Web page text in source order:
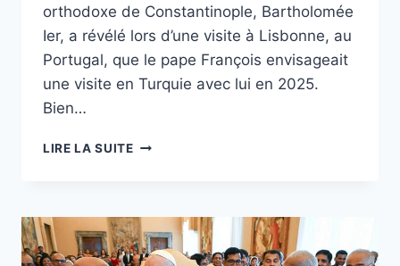
orthodoxe de Constantinople, Bartholomée
Ier, a révélé lors d’une visite à Lisbonne, au
Portugal, que le pape François envisageait
une visite en Turquie avec lui en 2025.
Bien…
LIRE LA SUITEUN
QU’IL
SE
RENDRA